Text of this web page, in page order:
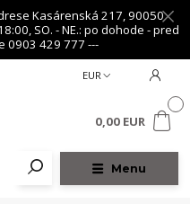
Kasárenská 217, 90050
SO. - NE.: po dohode - pred
0903 429 777 ---
Menu
EUR
0,00 EUR